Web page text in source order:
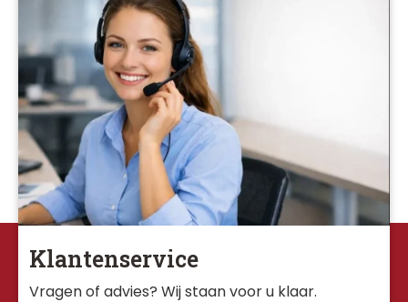
Klantenservice
Vragen of advies? Wij staan voor u klaar.